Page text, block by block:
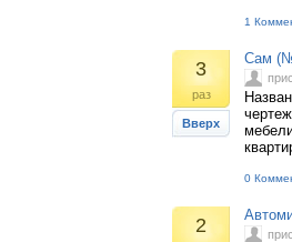
1
3
раз
Вверх
Сам
0
2